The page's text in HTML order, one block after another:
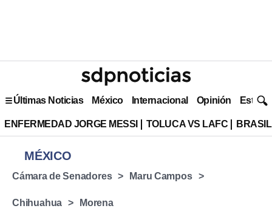
Últimas Noticias México Internacional Opinión Estilo
ENFERMEDAD JORGE MESSI TOLUCA VS LAFC
MÉXICO
Cámara de Senadores Maru Campos
Chihuahua Morena